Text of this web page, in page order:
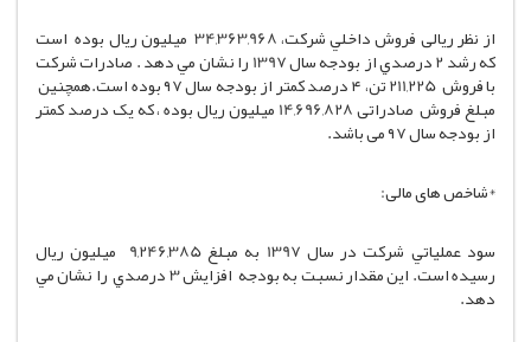
از نظر ریالی فروش داخلي شركت، 34,363,968 ميليون ريال بوده است
كه رشد 2 درصدي از بودجه سال 1397 را نشان مي دهد . صادرات شركت
با فروش 211,225 تن، ۴ درصد کمتر از بودجه سال ۹۷ بوده است‌.همچنین
مبلغ فروش صادراتی 14,696,828 ميليون ريال بوده ، که یک درصد کمتر
از بودجه سال ۹۷ می باشد.
*شاخص های مالی:
سود عملياتي شركت در سال 1397 به مبلغ 9,246,385 ميليون ريال
رسيده است. اين مقدار نسبت به بودجه افزايش 3 درصدي را نشان مي
دهد.